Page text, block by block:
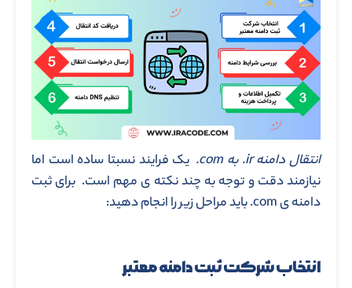
انتقال دامنه ir. به com.
یک فرایند نسبتا ساده است اما
نیازمند دقت و توجه به چند نکته ی مهم است. برای ثبت
دامنه ی com. باید مراحل زیر را انجام دهید:
انتخاب شرکت ثبت دامنه معتبر